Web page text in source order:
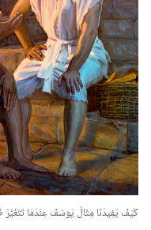
كَيْفَ يُفِيدُنَا مِثَالُ يُوسُفَ عِنْدَمَا تَتَغَيَّرُ